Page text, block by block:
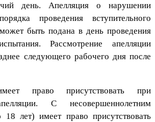
день. Апелляция о нарушении
проведения вступительного
быть подана в день проведения
Рассмотрение апелляции
следующего рабочего дня после
право присутствовать при
С несовершеннолетним
лет) имеет право присутствовать